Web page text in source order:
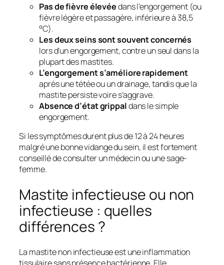
Pas de fièvre élevéedans l’engorgement (ou
fièvre légère et passagère, inférieure à 38,5
°C).
Les deux seins sont souvent concernés
lors d’un engorgement, contre un seul dans la
plupart des mastites.
L’engorgement s’améliore rapidement
après une tétée ou un drainage, tandis que la
mastite persiste voire s’aggrave.
Absence d’état grippaldans le simple
engorgement.
Si les symptômes durent plus de 12 à 24 heures
malgré une bonne vidange du sein, il est fortement
conseillé de consulter un médecin ou une sage-
femme.
Mastite infectieuse ou non
infectieuse : quelles
différences ?
La mastite non infectieuse est une inflammation